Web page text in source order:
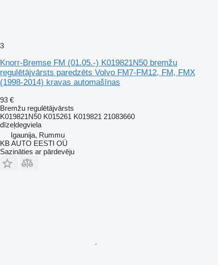
3
Knorr-Bremse FM (01.05.-) K019821N50 bremžu
regulētājvārsts paredzēts Volvo FM7-FM12, FM, FMX
(1998-2014) kravas automašīnas
93 €
Bremžu regulētājvārsts
K019821N50 K015261 K019821 21083660
dīzeļdegviela
Igaunija, Rummu
KB AUTO EESTI OÜ
Sazināties ar pārdevēju